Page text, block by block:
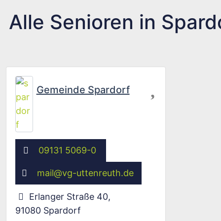
Alle Senioren in
Gemeinde Spardorf
09131 5069-0
mail@vg-uttenreuth.de
Erlanger Straße 40,
91080 Spardorf